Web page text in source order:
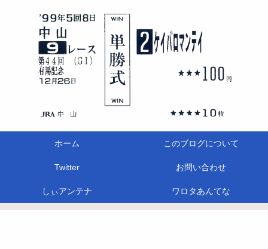
ホーム このブログについて
Twitter お問い合わせ
しぃアンテナ ワロタあんてな